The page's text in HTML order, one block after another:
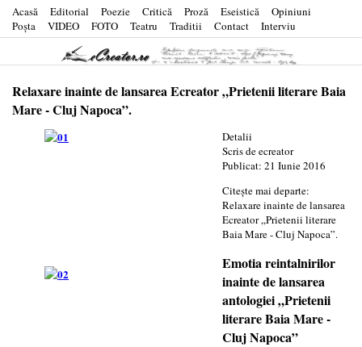
Acasă Editorial Poezie Critică Proză Eseistică
Opiniuni
Poşta
VIDEO FOTO Teatru Traditii Contact Interviu
Relaxare inainte de lansarea Ecreator „Prietenii literare Baia
Mare - Cluj Napoca”.
Detalii
Scris deecreator
Publicat: 21 Iunie 2016
Citește mai departe:
Relaxare inainte de lansarea
Ecreator „Prietenii literare
Baia Mare - Cluj Napoca”.
Emotia reintalnirilor
inainte de lansarea
antologiei „Prietenii
literare Baia Mare -
Cluj Napoca”